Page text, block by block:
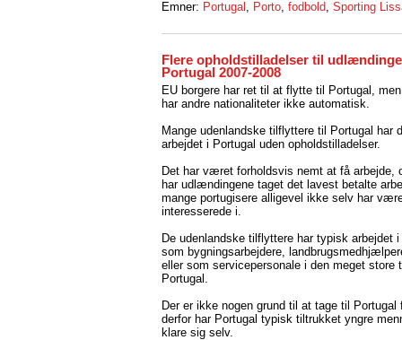
Emner: Portugal , Porto, fodbold, Sporting
Flere opholdstilladelser til
Portugal 2007-2008
EU borgere har ret til at flytte til Portugal,
har andre nationaliteter ikke automatisk.
Mange udenlandske tilflyttere til Portugal har
arbejdet i Portugal uden opholdstilladelser.
Det har været forholdsvis nemt at få arbejde,
har udlændingene taget det lavest betalte
mange portugisere alligevel ikke selv har
interesserede i.
De udenlandske tilflyttere har typisk arbejdet
som bygningsarbejdere,
eller som servicepersonale i den meget store
Portugal.
Der er ikke nogen grund til at tage til
derfor har Portugal typisk tiltrukket yngre
klare sig selv.